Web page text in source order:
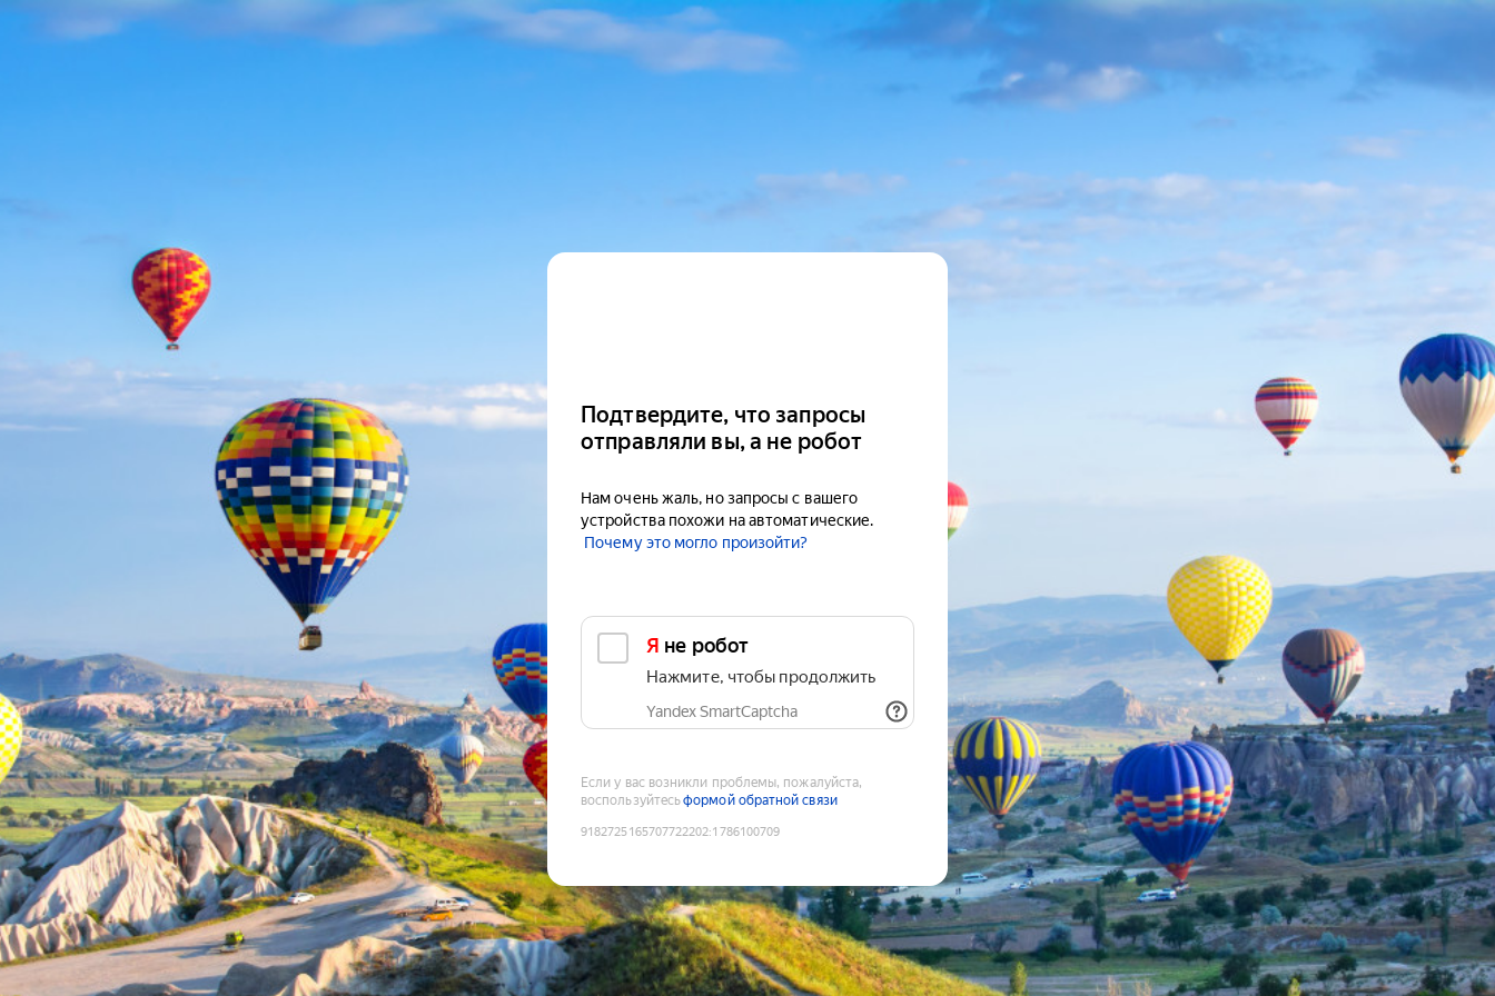
Подтвердите, что запросы
отправляли вы, а не робот
Нам очень жаль, но запросы с вашего
устройства похожи на автоматические.
Почему это могло произойти?
Я не робот
Нажмите, чтобы продолжить
Yandex SmartCaptcha
Если у вас возникли проблемы, пожалуйста,
воспользуйтесьформой обратной связи
9182725165707722202:1786100709